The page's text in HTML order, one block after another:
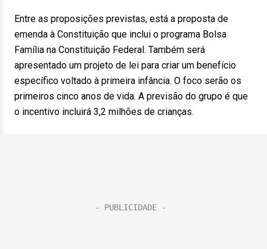
Entre as proposições previstas, está a proposta de
emenda à Constituição que inclui o programa Bolsa
Família na Constituição Federal. Também será
apresentado um projeto de lei para criar um benefício
específico voltado à primeira infância. O foco serão os
primeiros cinco anos de vida. A previsão do grupo é que
o incentivo incluirá 3,2 milhões de crianças.